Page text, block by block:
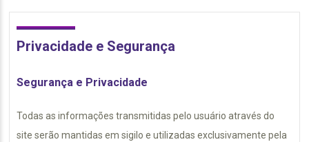
Privacidade e Segurança
Segurança e Privacidade
Todas as informações transmitidas pelo usuário através do
site serão mantidas em sigilo e utilizadas exclusivamente pela